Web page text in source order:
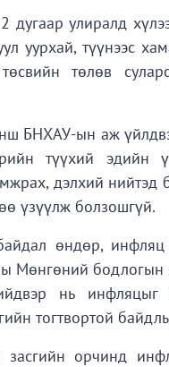
улиралд
уурхай, түүнээс
төлөв
БНХАУ-ын аж
түүхий эдийн
дэлхий нийтэд
үзүүлж болзошгүй.
өндөр,
Мөнгөний
нь
тогтвортой
орчинд